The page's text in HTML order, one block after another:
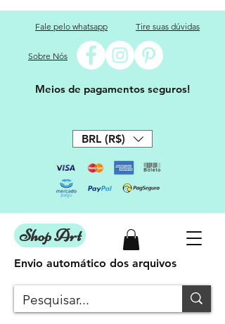
Fale pelo whatsapp Tire suas dúvidas
Sobre Nós
Meios de pagamentos seguros!
BRL (R$)
Shop Art
Envio automático dos arquivos